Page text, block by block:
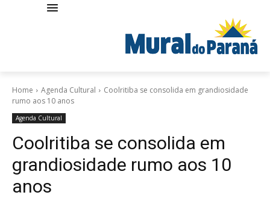
Home Agenda Cultural
Coolritiba se consolida em grandiosidade
rumo aos 10 anos
Agenda Cultural
Coolritiba se consolida em
grandiosidade rumo aos 10
anos